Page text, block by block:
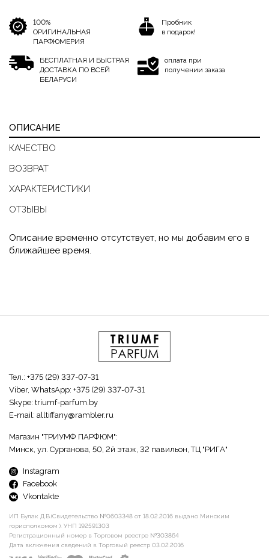
100%
ОРИГИНАЛЬНАЯ
ПАРФЮМЕРИЯ
Пробник
в подарок!
БЕСПЛАТНАЯ И БЫСТРАЯ
ДОСТАВКА ПО ВСЕЙ
БЕЛАРУСИ
оплата при
получении заказа
ОПИСАНИЕ
КАЧЕСТВО
ВОЗВРАТ
ХАРАКТЕРИСТИКИ
ОТЗЫВЫ
Описание временно отсутствует, но мы добавим его в
ближайшее время.
Тел.: +375 (29) 337-07-31
Viber, WhatsApp: +375 (29) 337-07-31
Skype: triumf-parfum.by
E-mail: alltiffany@rambler.ru
Магазин "ТРИУМФ ПАРФЮМ":
Минск, ул. Сурганова, 50, 2й этаж, 32 павильон, ТЦ "РИГА"
Instagram
Facebook
Vkontakte
ИП Булак Д.В.(Свидетельство №0603348 от 18.02.2016 выдано Минским
горисполкомом ). УНП 192591303
Регистрационный номер в Торговом реестре №303864
Дата включения сведений в Торговый реестр 03.02.2016